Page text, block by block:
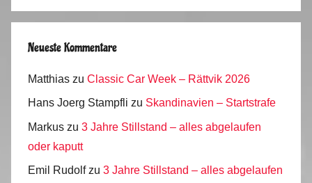
Neueste Kommentare
Matthias zu Classic Car Week – Rättvik 2026
Hans Joerg Stampfli zu Skandinavien – Startstrafe
Markus zu 3 Jahre Stillstand – alles abgelaufen
oder kaputt
Emil Rudolfzu 3 Jahre Stillstand – alles abgelaufen